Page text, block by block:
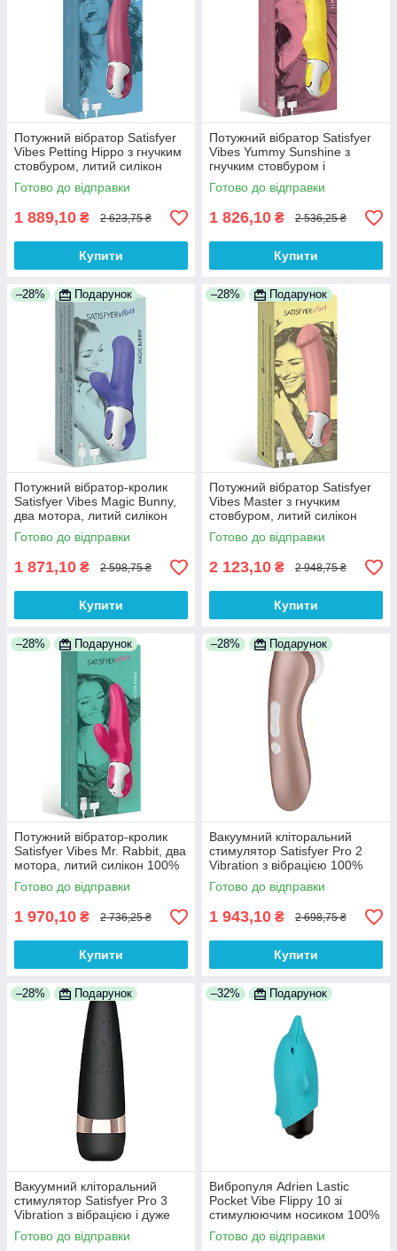
Потужний вібратор Satisfyer
Vibes Petting Hippo з гнучким
стовбуром, литий силікон
100% Анонімності
Готово до відправки
1 889,10 ₴ 2 623,75 ₴
Купити
Потужний вібратор Satisfyer
Vibes Yummy Sunshine з
гнучким стовбуром і
стимулюючим рельєфом
100% Анонімності
Готово до відправки
1 826,10 ₴ 2 536,25 ₴
Купити
–28% Подарунок
Потужний вібратор-кролик
Satisfyer Vibes Magic Bunny,
два мотора, литий силікон
100% Анонімності
Готово до відправки
1 871,10 ₴ 2 598,75 ₴
Купити
–28% Подарунок
Потужний вібратор Satisfyer
Vibes Master з гнучким
стовбуром, литий силікон
100% Анонімності
Готово до відправки
2 123,10 ₴ 2 948,75 ₴
Купити
–28% Подарунок
Потужний вібратор-кролик
Satisfyer Vibes Mr. Rabbit, два
мотора, литий силікон 100%
Анонімності
Готово до відправки
1 970,10 ₴ 2 736,25 ₴
Купити
–28% Подарунок
Вакуумний кліторальний
стимулятор Satisfyer Pro 2
Vibration з вібрацією 100%
Анонімності
Готово до відправки
1 943,10 ₴ 2 698,75 ₴
Купити
–28% Подарунок
Вакуумний кліторальний
стимулятор Satisfyer Pro 3
Vibration з вібрацією і дуже
м'яким кінчиком 100%
Анонімності
Готово до відправки
–32% Подарунок
Вибропуля Adrien Lastic
Pocket Vibe Flippy 10 зі
стимулюючим носиком 100%
Анонімності
Готово до відправки